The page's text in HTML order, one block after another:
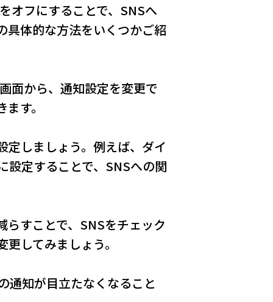
オフにすることで、SNSへ
具体的な方法をいくつかご紹
面から、通知設定を変更で
す。
定しましょう。例えば、ダイ
設定することで、SNSへの関
すことで、SNSをチェック
してみましょう。
通知が目立たなくなること